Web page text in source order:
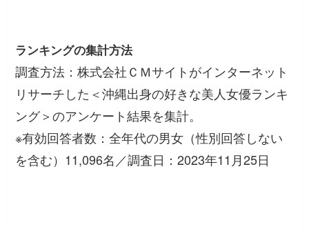
ランキングの集計方法
調査方法：株式会社ＣＭサイトがインターネット
リサーチした＜沖縄出身の好きな美人女優ランキ
ング＞のアンケート結果を集計。
※有効回答者数：全年代の男女（性別回答しない
を含む）11,096名／調査日：2023年11月25日